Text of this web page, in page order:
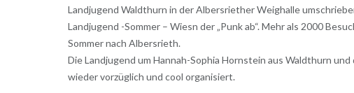
Landjugend Waldthurn in der Albersriether Weighalle
Landjugend -Sommer – Wiesn der „Punk ab“. Mehr als 2000
Sommer nach Albersrieth.
Die Landjugend um Hannah-Sophia Hornstein aus Waldthurn
wieder vorzüglich und cool organisiert.